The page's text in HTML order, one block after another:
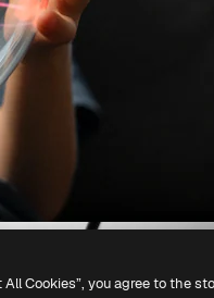
Förtroendecenter
Affiliates
Företag
Cookies”, you agree to the